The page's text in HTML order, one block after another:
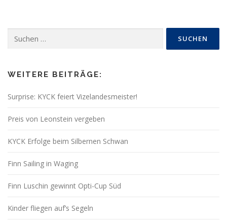
nach:
WEITERE BEITRÄGE:
Surprise: KYCK feiert Vizelandesmeister!
Preis von Leonstein vergeben
KYCK Erfolge beim Silbernen Schwan
Finn Sailing in Waging
Finn Luschin gewinnt Opti-Cup Süd
Kinder fliegen auf’s Segeln